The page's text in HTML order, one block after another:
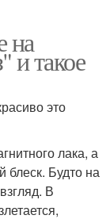
на
и такое
это
лака, а
блеск. Будто на
В